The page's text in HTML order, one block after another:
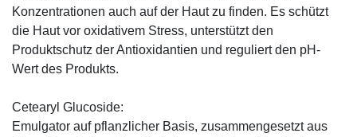
Konzentrationen auch auf der Haut zu finden. Es schützt
die Haut vor oxidativem Stress, unterstützt den
Produktschutz der Antioxidantien und reguliert den pH-
Wert des Produkts.
Cetearyl Glucoside:
Emulgator auf pflanzlicher Basis, zusammengesetzt aus